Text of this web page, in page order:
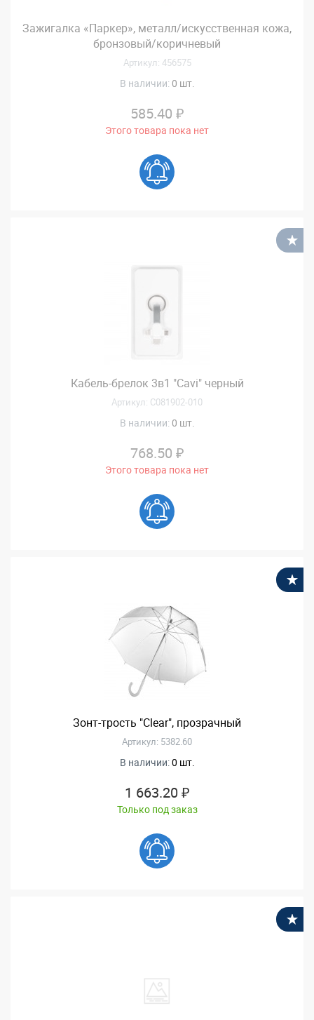
Зажигалка «Паркер», металл/искусственная кожа,
бронзовый/коричневый
Артикул: 456575
В наличии: 0 шт.
585.40 ₽
Этого товара пока нет
Кабель-брелок 3в1 "Cavi" черный
Артикул: C081902-010
В наличии: 0 шт.
768.50 ₽
Этого товара пока нет
Зонт-трость "Clear", прозрачный
Артикул: 5382.60
В наличии:0 шт.
1 663.20 ₽
Только под заказ